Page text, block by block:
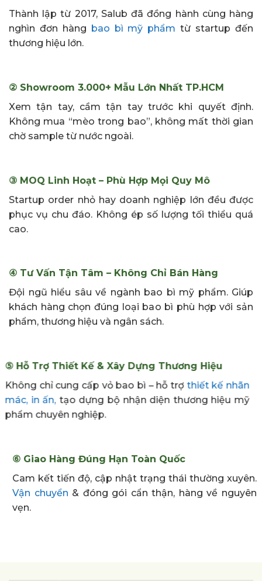
Thành lập từ 2017, Salub đã đồng hành cùng hàng
nghìn đơn hàng
bao bì mỹ phẩm từ startup đến
thương hiệu lớn.
② Showroom 3.000+ Mẫu Lớn Nhất TP.HCM
Xem tận tay, cầm tận tay trước khi quyết định.
Không mua “mèo trong bao”, không mất thời gian
chờ sample từ nước ngoài.
③ MOQ Linh Hoạt – Phù Hợp Mọi Quy Mô
Startup order nhỏ hay doanh nghiệp lớn đều được
phục vụ chu đáo. Không ép số lượng tối thiểu quá
cao.
④ Tư Vấn Tận Tâm – Không Chỉ Bán Hàng
Đội ngũ hiểu sâu về ngành bao bì mỹ phẩm. Giúp
khách hàng chọn đúng loại bao bì phù hợp với sản
phẩm, thương hiệu và ngân sách.
⑤ Hỗ Trợ Thiết Kế & Xây Dựng Thương Hiệu
Không chỉ cung cấp vỏ bao bì – hỗ trợthiết kế nhãn
mác, in ấn,tạo dựng bộ nhận diện thương hiệu mỹ
phẩm chuyên nghiệp.
⑥ Giao Hàng Đúng Hạn Toàn Quốc
Cam kết tiến độ, cập nhật trạng thái thường xuyên.
Vận chuyển& đóng gói cẩn thận, hàng về nguyên
vẹn.